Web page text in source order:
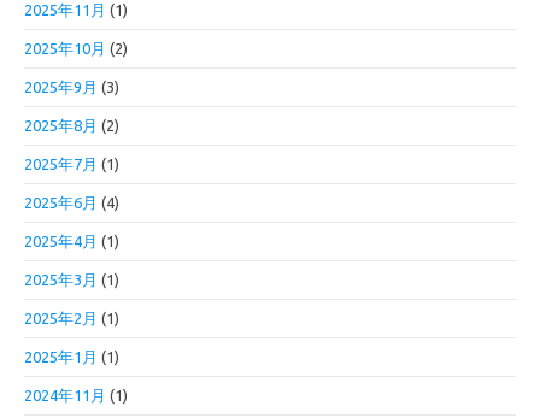
2025年11月 (1)
2025年10月 (2)
2025年9月 (3)
2025年8月 (2)
2025年7月 (1)
2025年6月 (4)
2025年4月 (1)
2025年3月 (1)
2025年2月 (1)
2025年1月 (1)
2024年11月 (1)